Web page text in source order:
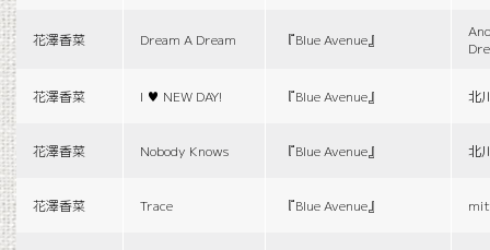
花澤香菜 Dream A Dream 『Blue Avenue』
花澤香菜 I ♥ NEW DAY! 『Blue Avenue』 北
花澤香菜 Nobody Knows 『Blue Avenue』 北
花澤香菜 Trace 『Blue Avenue』